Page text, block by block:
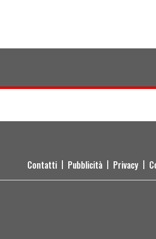
Contatti Pubblicità Privacy